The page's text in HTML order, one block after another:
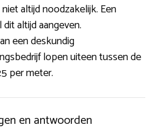
niet altijd noodzakelijk. Een
altijd aangeven.
een deskundig
lopen uiteen tussen de
per meter.
en antwoorden